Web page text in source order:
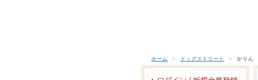
ホーム > ドッグストリート > かりん